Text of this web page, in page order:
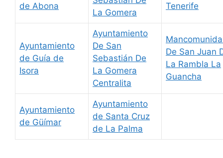
de Abona
La Gomera
Tenerife
Ayuntamiento
de Guía de
Isora
Ayuntamiento
De San
Sebastián De
La Gomera
Centralita
De San Juan
La Rambla La
Guancha
Ayuntamiento
de Güímar
Ayuntamiento
de Santa Cruz
de La Palma